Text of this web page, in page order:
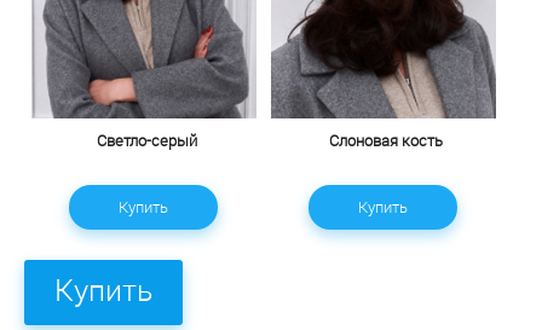
Светло-серый
Купить
Слоновая кость
Купить
Купить